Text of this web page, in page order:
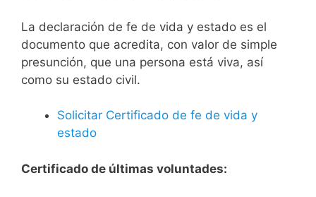
La declaración de fe de vida y estado es el
documento que acredita, con valor de simple
presunción, que una persona está viva, así
como su estado civil.
Solicitar Certificado de fe de vida y
estado
Certificado de últimas voluntades: